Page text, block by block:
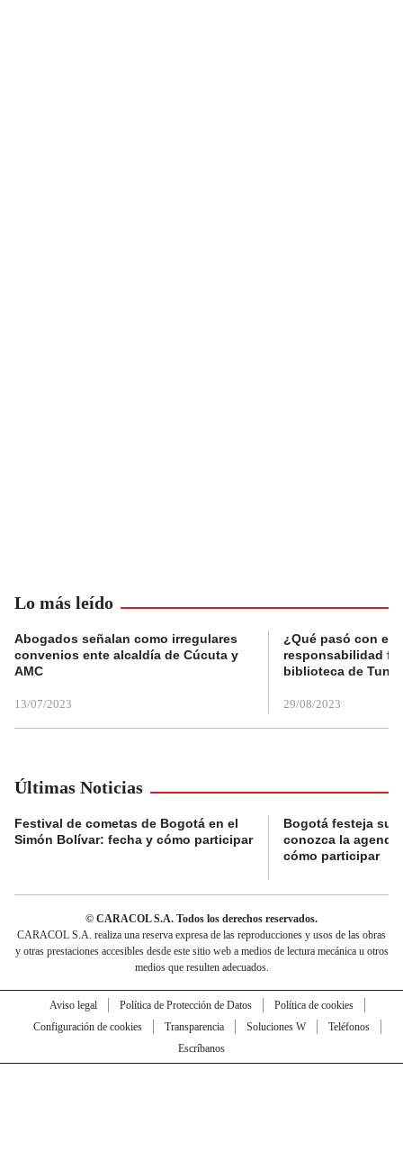
Lo más leído
Abogados señalan como irregulares
convenios ente alcaldía de Cúcuta y
AMC
13/07/2023
¿Qué pasó con el
responsabilidad
biblioteca de
29/08/2023
Últimas Noticias
Festival de cometas de Bogotá en el
Simón Bolívar: fecha y cómo participar
Bogotá festeja su
conozca la
cómo participar
© CARACOL S.A. Todos los derechos reservados.
CARACOL S.A. realiza una reserva expresa de las reproducciones y usos de las obras
y otras prestaciones accesibles desde este sitio web a medios de lectura mecánica u otros
medios que resulten adecuados.
Aviso legal Política de Protección de Datos
Política de cookies
Configuración de cookies
Transparencia Soluciones W
Teléfonos
Escríbanos